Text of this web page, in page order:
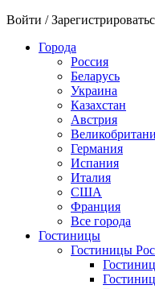
Войти /
Города
Россия
Беларусь
Украина
Казахстан
Австрия
Германия
Испания
Италия
США
Франция
Все города
Гостиницы
Гостиницы